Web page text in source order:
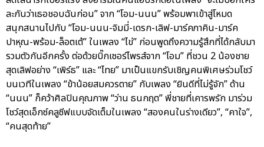
ละกันว่าเธอชอบฉันก่อน” จาก “โอม-นนน” พร้อมพาเข้าสู่โหมด
สนุกสนานไปกับ “โอม-นนน-จิมมี่-เดรก-เลิฟ-มาร์คภาคิน-มาร์ค
ปาหุณ-พร้อม-ล็อตเต้” ในเพลง “ไข่” ก่อนพูดถึงความรู้สึกที่ได้กลับมา
รวมตัวกันอีกครั้ง ต่อด้วยบิ๊กเซอร์ไพรส์จาก “โอม” ที่ชวน 2 น้องชาย
สุดเลิฟอย่าง “เพิร์ธ” และ “ไทย” มาเป็นแขกรับเชิญคนพิเศษร่วมโชว์
บนเวทีในเพลง “ข้าน้อยสมควรตาย” กับเพลง “ยินดีที่ไม่รู้จัก” ด้าน
“นนน” ก็คว้าศิลปินคุณภาพ “ว่าน ธนกฤต” พี่ชายที่เคารพรัก มาร่วม
โชว์สุดเอ็กซ์คลูซีฟแบบจัดเต็มในเพลง “สองคนในร่างเดียว”, “คาใจ”,
“คนสุดท้าย”